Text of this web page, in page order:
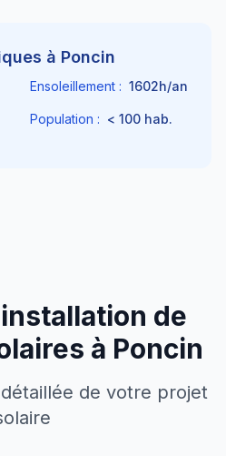
à Poncin
Ensoleillement : 1602h/an
Population : < 100 hab.
de
à Poncin
de votre projet